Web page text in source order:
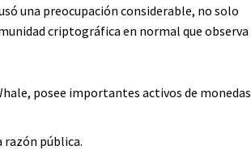
una preocupación considerable, no solo
criptográfica en normal que observa
posee importantes activos de monedas
razón pública.